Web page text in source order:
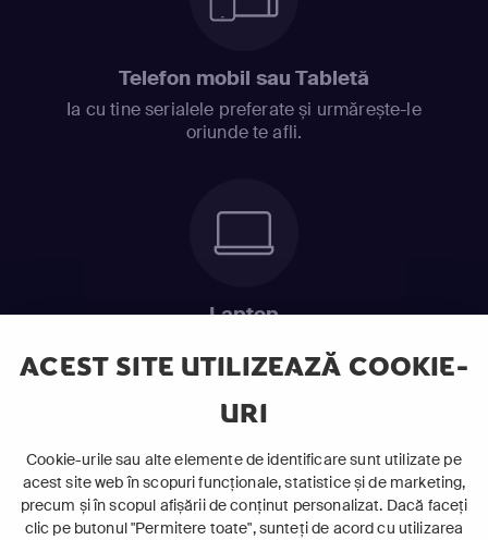
ACEST SITE UTILIZEAZĂ COOKIE-
URI
Cookie-urile sau alte elemente de identificare sunt utilizate pe
acest site web în scopuri funcționale, statistice și de marketing,
precum și în scopul afișării de conținut personalizat. Dacă faceți
clic pe butonul "Permitere toate", sunteți de acord cu utilizarea
Telefon mobil sau Tabletă
Ia cu tine serialele preferate și urmărește-le
oriunde te afli.
Laptop
ABONEAZĂ-TE ACUM
Cerințe de sistem